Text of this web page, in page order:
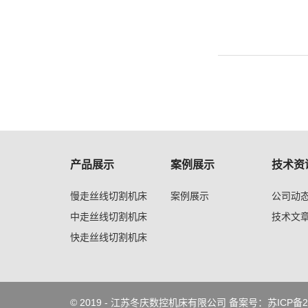
产品展示
慢走丝线切割机床
中走丝线切割机床
快走丝线切割机床
电火花线切割机
案例展示
案例展示
技术资
公司动
技术文
© 2019 - 江苏冬庆数控机床有限公司 备案号：苏ICP备